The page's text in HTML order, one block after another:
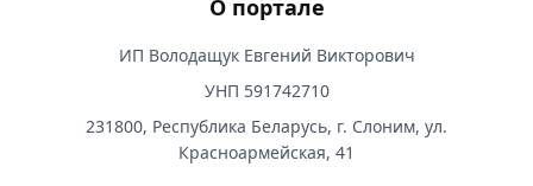
О портале
ИП Володащук Евгений Викторович
УНП 591742710
231800, Республика Беларусь, г. Слоним, ул.
Красноармейская, 41